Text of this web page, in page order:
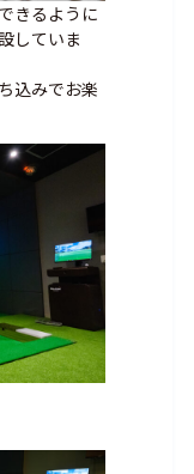
きるように
していま
込みでお楽